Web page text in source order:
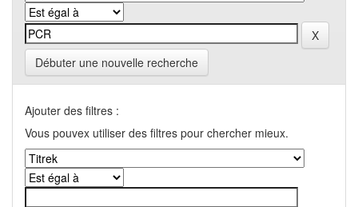
Débuter une nouvelle recherche
Ajouter des filtres :
Vous pouvex utiliser des filtres pour chercher mieux.